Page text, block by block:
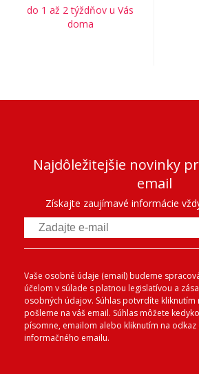
do 1 až 2 týždňov u Vás
doma
Najdôležitejšie novinky
email
Získajte zaujímavé informácie
Vaše osobné údaje (email) budeme
účelom v súlade s platnou legislatívou a
osobných údajov. Súhlas potvrdíte kliknutím
pošleme na váš email. Súhlas môžete
písomne, emailom alebo kliknutím na
informačného emailu.